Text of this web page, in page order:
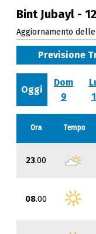
Bint Jubayl -
Aggiornamento
Previsione
Oggi
Dom
9
Ora Tempo
23.00
08.00